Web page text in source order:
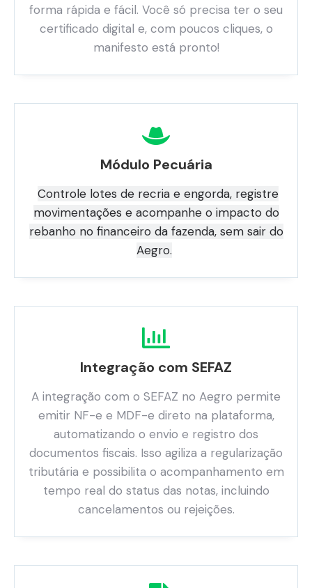
forma rápida e fácil. Você só precisa ter o seu
certificado digital e, com poucos cliques, o
manifesto está pronto!
Módulo Pecuária
Controle lotes de recria e engorda, registre
movimentações e acompanhe o impacto do
rebanho no financeiro da fazenda, sem sair do
Aegro.
Integração com SEFAZ
A integração com o SEFAZ no Aegro permite
emitir NF-e e MDF-e direto na plataforma,
automatizando o envio e registro dos
documentos fiscais. Isso agiliza a regularização
tributária e possibilita o acompanhamento em
tempo real do status das notas, incluindo
cancelamentos ou rejeições.